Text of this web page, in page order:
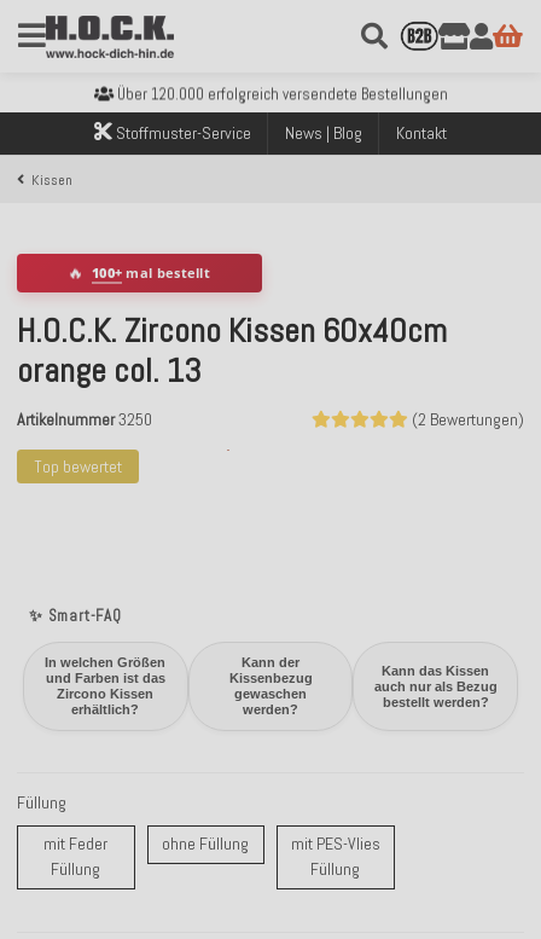
Über 120.000 erfolgreich versendete Bestellungen
Sicher bezahlen mit Klarna, PayPal & Amazon Pay
Kostenloser Versand innerhalb Deutschlands ab 99€ Bestellwert
Über 120.000 erfolgreich versendete Bestellungen
Stoffmuster-Service News | Blog Kontakt
Kissen
Top bewertet
✨ Smart-FAQ
In welchen Größen
und Farben ist das
Zircono Kissen
erhältlich?
Kann der
Kissenbezug
gewaschen
werden?
Kann das Kissen
auch nur als Bezug
bestellt werden?
🔥 100+ mal bestellt
H.O.C.K. Zircono Kissen 60x40cm
orange col. 13
(2 Bewertungen)
Artikelnummer3250
Füllung
mit Feder
Füllung mit Feder Füllung
ohne Füllung ohne Füllung
mit PES-Vlies
Füllung